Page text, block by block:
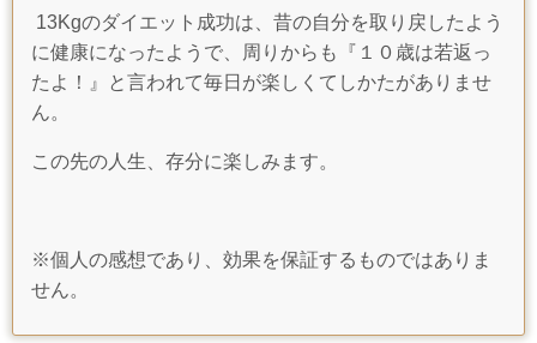
13Kgのダイエット成功は、昔の自分を取り戻したよう
に健康になったようで、周りからも『１０歳は若返っ
たよ！』と言われて毎日が楽しくてしかたがありませ
ん。
この先の人生、存分に楽しみます。
※個人の感想であり、効果を保証するものではありま
せん。